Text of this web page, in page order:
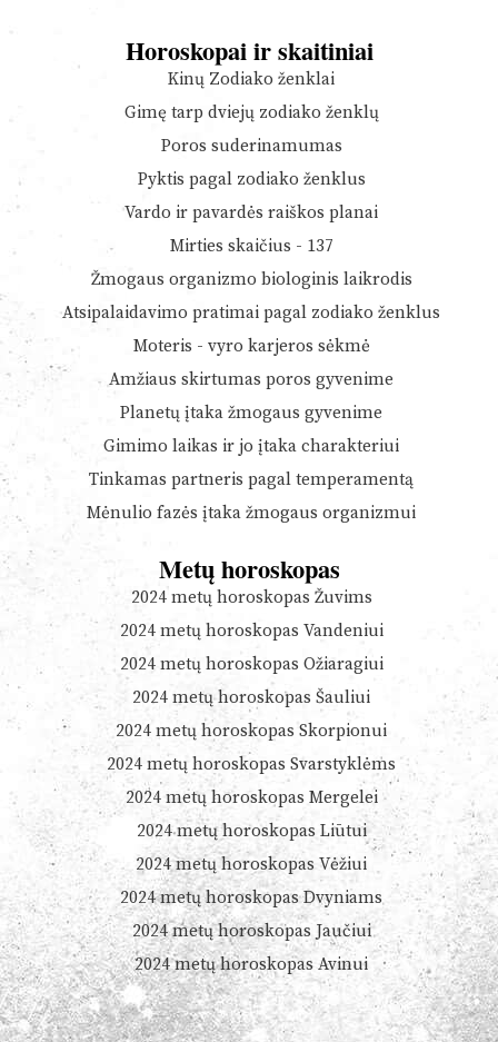
Horoskopai ir skaitiniai
Kinų Zodiako ženklai
Gimę tarp dviejų zodiako ženklų
Poros suderinamumas
Pyktis pagal zodiako ženklus
Vardo ir pavardės raiškos planai
Mirties skaičius - 137
Žmogaus organizmo biologinis laikrodis
Atsipalaidavimo pratimai pagal zodiako ženklus
Moteris - vyro karjeros sėkmė
Amžiaus skirtumas poros gyvenime
Planetų įtaka žmogaus gyvenime
Gimimo laikas ir jo įtaka charakteriui
Tinkamas partneris pagal temperamentą
Mėnulio fazės įtaka žmogaus organizmui
Metų horoskopas
2024 metų horoskopas Žuvims
2024 metų horoskopas Vandeniui
2024 metų horoskopas Ožiaragiui
2024 metų horoskopas Šauliui
2024 metų horoskopas Skorpionui
2024 metų horoskopas Svarstyklėms
2024 metų horoskopas Mergelei
2024 metų horoskopas Liūtui
2024 metų horoskopas Vėžiui
2024 metų horoskopas Dvyniams
2024 metų horoskopas Jaučiui
2024 metų horoskopas Avinui